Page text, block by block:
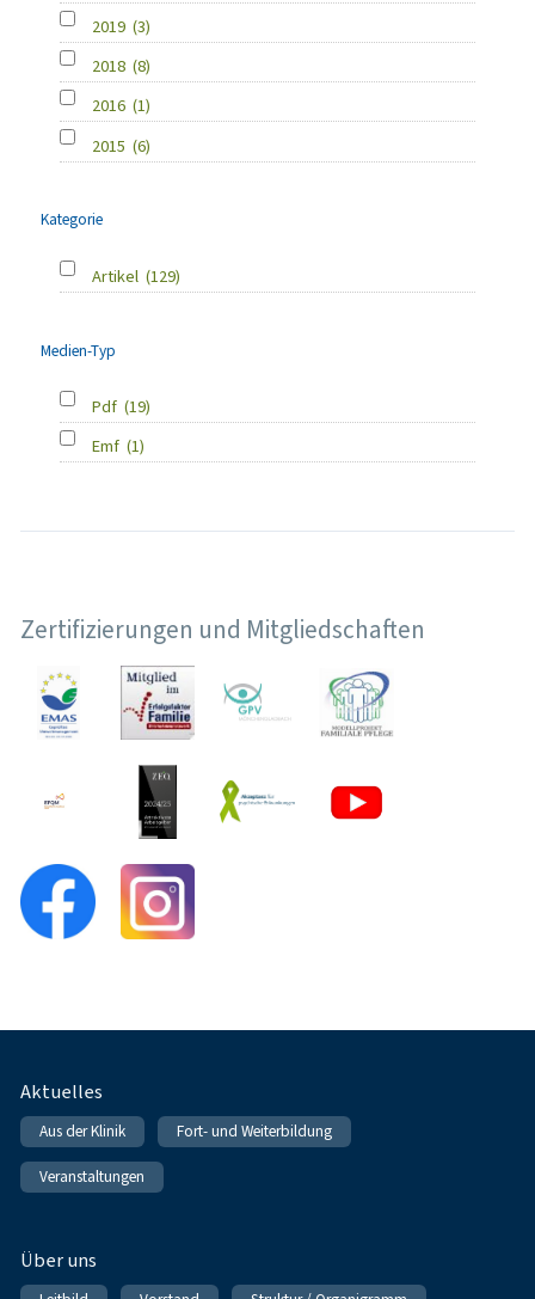
2019 (3)
2018 (8)
2016 (1)
2015 (6)
Kategorie
Artikel (129)
Medien-Typ
Pdf (19)
Emf (1)
Zertifizierungen und Mitgliedschaften
Fußnavigation
Aktuelles
Aus der Klinik Fort- und Weiterbildung
Veranstaltungen
Über uns